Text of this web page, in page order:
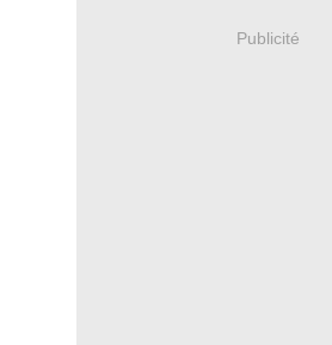
Publicité